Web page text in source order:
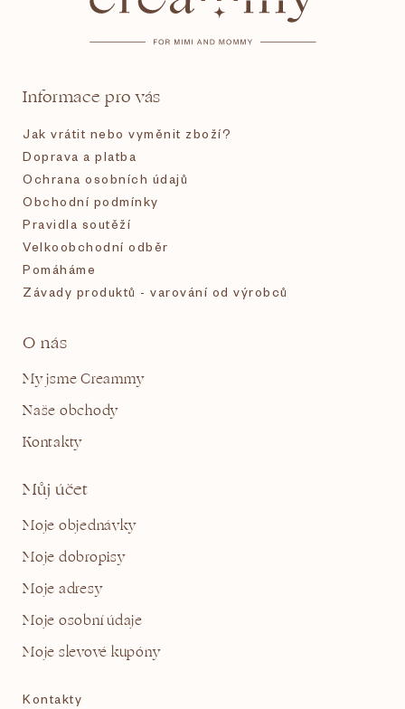
Informace pro vás
Jak vrátit nebo vyměnit zboží?
Doprava a platba
Ochrana osobních údajů
Obchodní podmínky
Pravidla soutěží
Velkoobchodní odběr
Pomáháme
Závady produktů - varování od výrobců
O nás
My jsme Creammy
Naše obchody
Kontakty
Můj účet
Moje objednávky
Moje dobropisy
Moje adresy
Moje osobní údaje
Moje slevové kupóny
Kontakty